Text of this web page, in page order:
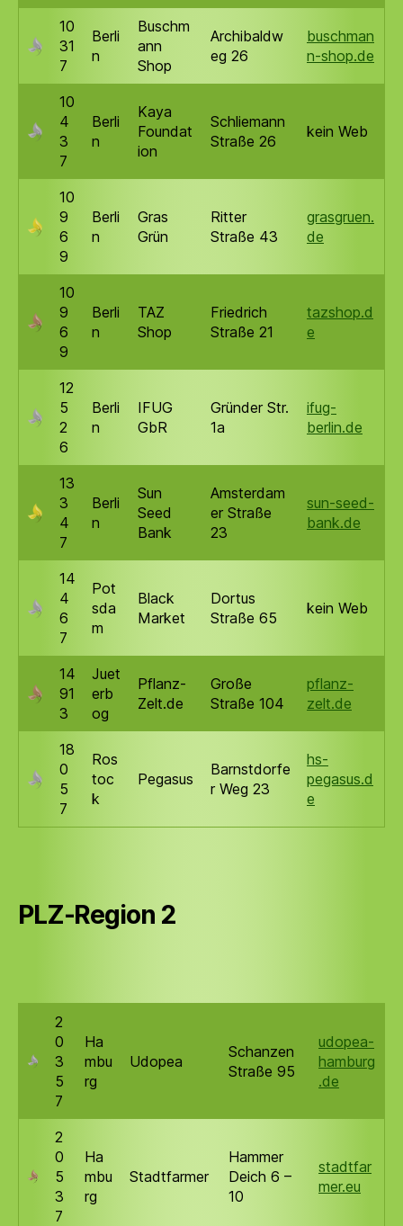
10
31
7
Berli
n
Buschm
ann
Shop
Archibaldw
eg 26
buschman
n-shop.de
10
4
3
7
Berli
n
Kaya
Foundat
ion
Schliemann
Straße 26
kein Web
10
9
6
9
Berli
n
Gras
Grün
Ritter
Straße 43
grasgruen.
de
10
9
6
9
Berli
n
TAZ
Shop
Friedrich
Straße 21
tazshop.d
e
12
5
2
6
Berli
n
IFUG
GbR
Gründer Str.
1a
ifug-
berlin.de
13
3
4
7
Berli
n
Sun
Seed
Bank
Amsterdam
er Straße
23
sun-seed-
bank.de
14
4
6
7
Pot
sda
m
Black
Market
Dortus
Straße 65
kein Web
14
91
3
Juet
erb
og
Pflanz-
Zelt.de
Große
Straße 104
pflanz-
zelt.de
18
0
5
7
Ros
toc
k
Pegasus
Barnstdorfe
r Weg 23
hs-
pegasus.d
e
PLZ-Region 2
2
0
3
5
7
Ha
mbu
rg
Udopea
Schanzen
Straße 95
udopea-
hamburg
.de
2
0
5
3
7
Ha
mbu
rg
Stadtfarmer
Hammer
Deich 6 –
10
stadtfar
mer.eu